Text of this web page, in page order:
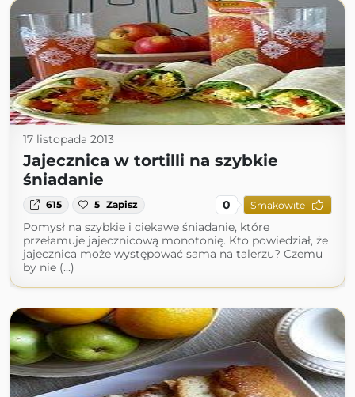
17 listopada 2013
Jajecznica w tortilli na szybkie
śniadanie
615 5 Zapisz 0 Smakowite
Pomysł na szybkie i ciekawe śniadanie, które
przełamuje jajecznicową monotonię. Kto powiedział, że
jajecznica może występować sama na talerzu? Czemu
by nie (...)